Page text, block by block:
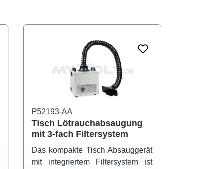
P52193-AA
Tisch Lötrauchabsaugung
mit 3-fach Filtersystem
Das kompakte Tisch Absauggerät
mit integriertem Filtersystem ist